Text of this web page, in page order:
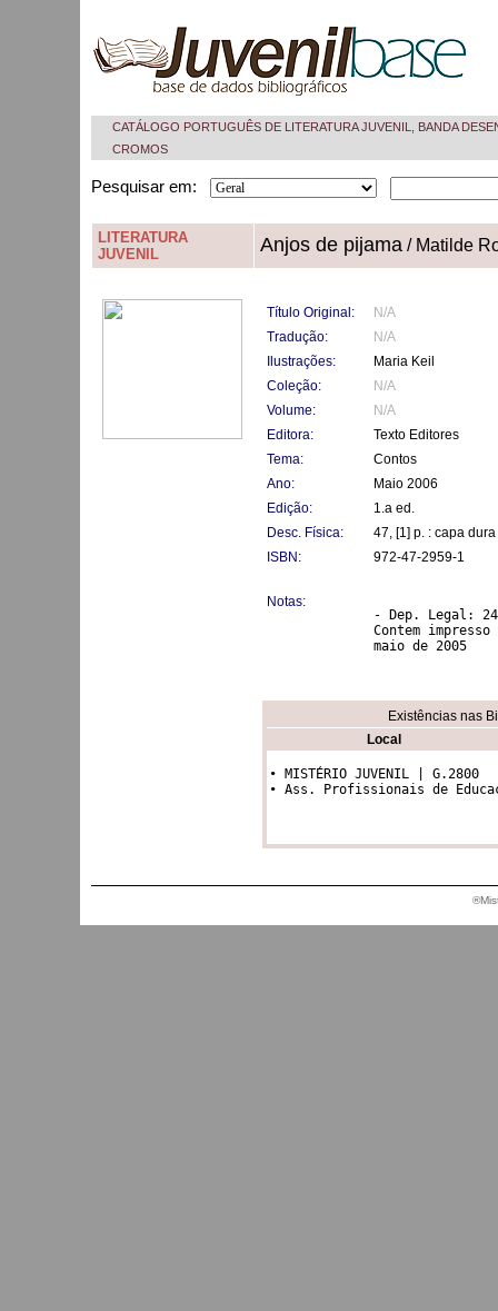
CATÁLOGO PORTUGUÊS DE LITERATURA JUVENIL, BANDA
CROMOS
Pesquisar em:
LITERATURA
JUVENIL
Anjos de pijama/ Matilde
Título Original:
N/A
Tradução:
N/A
Ilustrações:
Maria Keil
Coleção:
N/A
Volume:
N/A
Editora:
Texto Editores
Tema:
Contos
Ano:
Maio 2006
Edição:
1.a ed.
Desc. Física:
47, [1] p. : capa
ISBN:
972-47-2959-1
Notas:
- Dep. Legal:
Contem
maio de 2005
Existências nas
Local
• MISTÉRIO JUVENIL | G.2800
• Ass. Profissionais de